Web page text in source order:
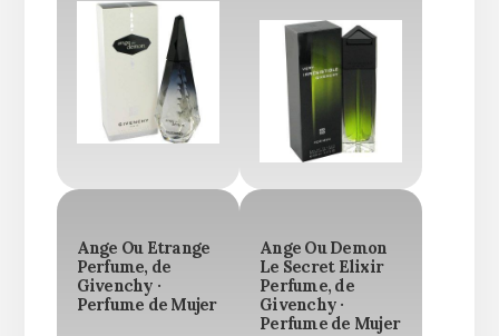
Ange Ou Etrange
Perfume, de
Givenchy ·
Perfume de Mujer
Ange Ou Demon
Le Secret Elixir
Perfume, de
Givenchy ·
Perfume de Mujer